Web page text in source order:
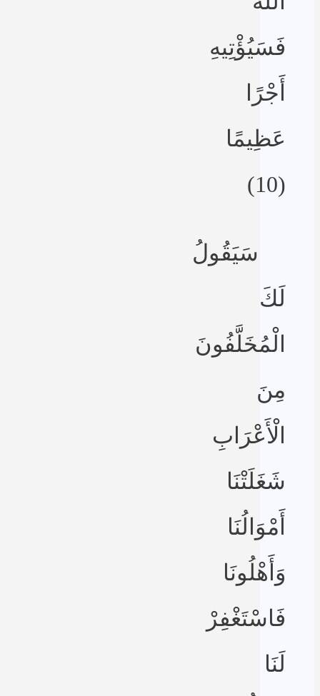
فَسَيُؤْتِيهِ
أَجْرًا
عَظِيمًا
(10)
سَيَقُولُ
لَكَ
الْمُخَلَّفُونَ
مِنَ
الْأَعْرَابِ
شَغَلَتْنَا
أَمْوَالُنَا
وَأَهْلُونَا
فَاسْتَغْفِرْ
لَنَا